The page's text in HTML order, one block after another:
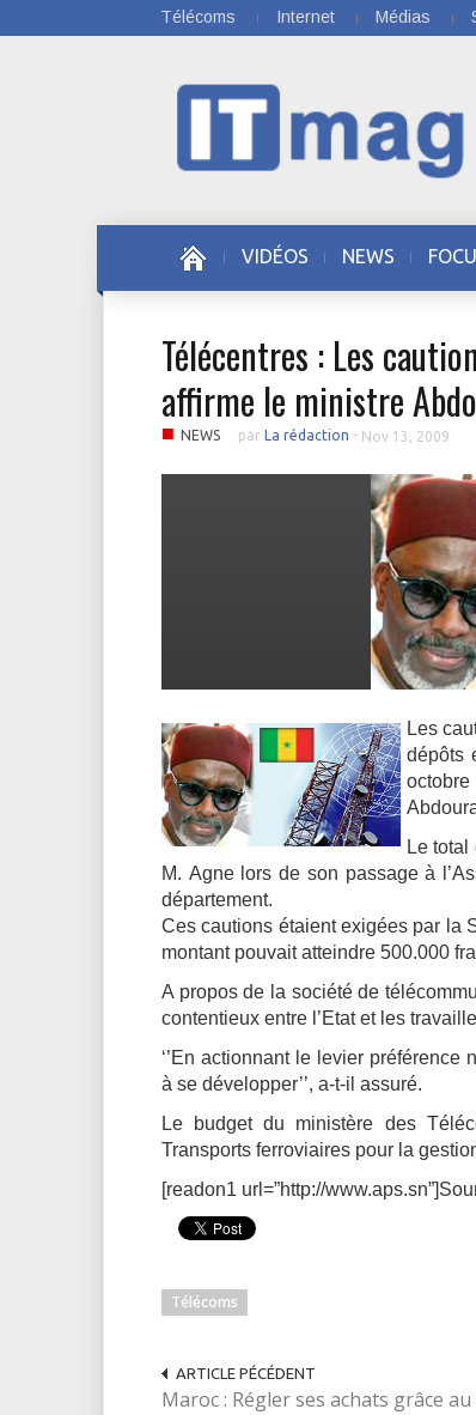
Télécoms Internet Médias
VIDÉOS NEWS
Télécentres : Les
affirme le ministre
■ NEWS par La rédaction - Nov 13, 2009
Les
dépôts
Le
M. Agne lors de son passage à
département.
Ces cautions étaient exigées par la
montant pouvait atteindre 500.000
A propos de la société de
contentieux entre l’Etat et les
‘’En actionnant le levier
à se développer’’, a-t-il assuré.
Le budget du ministère des
Transports ferroviaires pour la
[readon1 url=”http://
Télécoms
ARTICLE PÉCÉDENT
Maroc : Régler ses achats grâce au